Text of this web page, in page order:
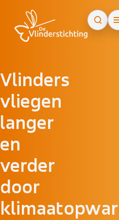
Vlinders
vliegen
langer
en
verder
door